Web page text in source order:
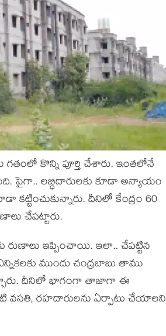
గ‌తంలో కొన్ని పూర్తి చేశారు. ఇంత‌లోనే
పైగా.. ల‌బ్ధిదారుల‌కు కూడా అన్యాయం
క‌ట్టించుకున్నారు. దీనిలో కేంద్రం 60
చేప‌ట్టారు.
రుణాలు ఇప్పించాయి. ఇలా.. చేప‌ట్టిన
ముందు చంద్ర‌బాబు తాము
దీనిలో భాగంగా తాజాగా ఈ
వ‌స‌తి, ర‌హ‌దారుల‌ను ఏర్పాటు చేయాల‌ని